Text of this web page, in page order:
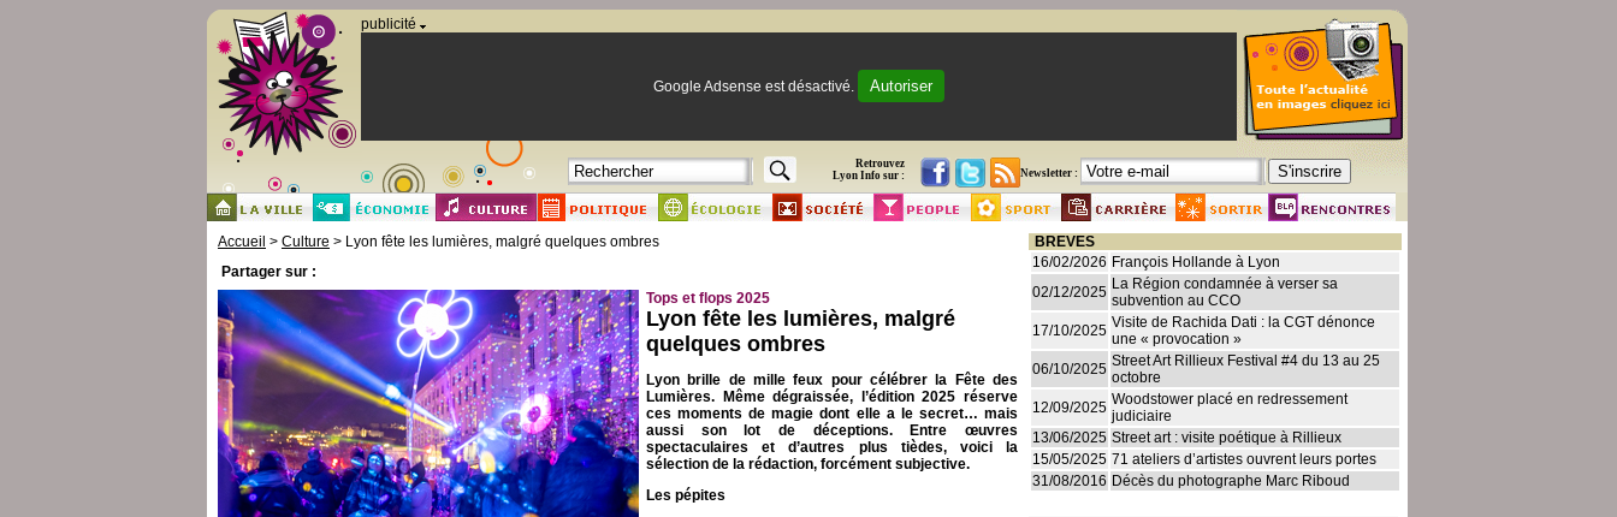
publicité
Google Adsense est désactivé. Autoriser
Retrouvez
Lyon Info sur :
Newsletter :
Accueil > Culture > Lyon fête les lumières, malgré quelques ombres
Partager sur :
Tops et flops 2025
Lyon fête les lumières, malgré
quelques ombres
Lyon brille de mille feux pour célébrer la Fête des
Lumières. Même dégraissée, l’édition 2025 réserve
ces moments de magie dont elle a le secret… mais
aussi son lot de déceptions. Entre œuvres
spectaculaires et d’autres plus tièdes, voici la
sélection de la rédaction, forcément subjective.
Les pépites
BREVES
16/02/2026 François Hollande à Lyon
02/12/2025 La Région condamnée à verser sa
subvention au CCO
17/10/2025 Visite de Rachida Dati : la CGT dénonce
une « provocation »
06/10/2025 Street Art Rillieux Festival #4 du 13 au 25
octobre
12/09/2025 Woodstower placé en redressement
judiciaire
13/06/2025 Street art : visite poétique à Rillieux
15/05/2025 71 ateliers d’artistes ouvrent leurs portes
31/08/2016 Décès du photographe Marc Riboud
Panneau de gestion des cookies